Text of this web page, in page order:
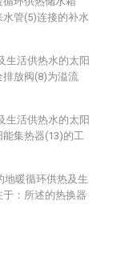
管(5)连接的补水
生活供热水的太阳
放阀(8)为溢流
生活供热水的太阳
集热器(13)的工
地暖循环供热及生
：所述的热换器